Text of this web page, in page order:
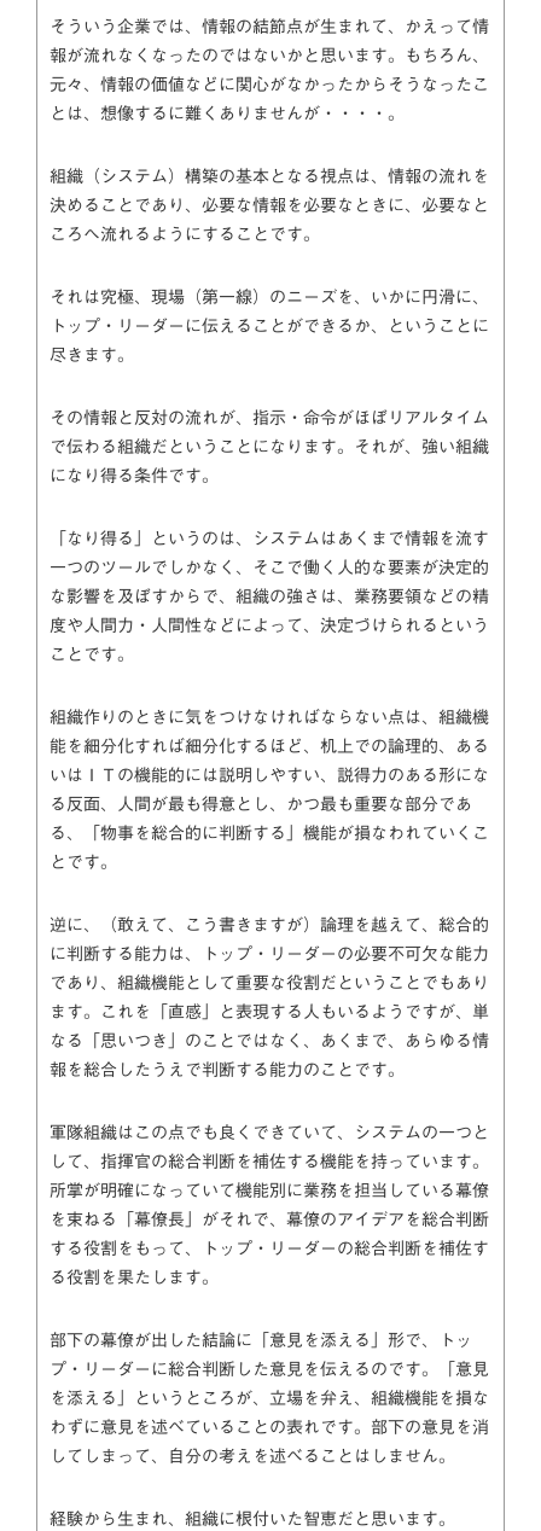
そういう企業では、情報の結節点が生まれて、かえって情
報が流れなくなったのではないかと思います。もちろん、
元々、情報の価値などに関心がなかったからそうなったこ
とは、想像するに難くありませんが・・・・。
組織（システム）構築の基本となる視点は、情報の流れを
決めることであり、必要な情報を必要なときに、必要なと
ころへ流れるようにすることです。
それは究極、現場（第一線）のニーズを、いかに円滑に、
トップ・リーダーに伝えることができるか、ということに
尽きます。
その情報と反対の流れが、指示・命令がほぼリアルタイム
で伝わる組織だということになります。それが、強い組織
になり得る条件です。
「なり得る」というのは、システムはあくまで情報を流す
一つのツールでしかなく、そこで働く人的な要素が決定的
な影響を及ぼすからで、組織の強さは、業務要領などの精
度や人間力・人間性などによって、決定づけられるという
ことです。
組織作りのときに気をつけなければならない点は、組織機
能を細分化すれば細分化するほど、机上での論理的、ある
いはＩＴの機能的には説明しやすい、説得力のある形にな
る反面、人間が最も得意とし、かつ最も重要な部分であ
る、「物事を総合的に判断する」機能が損なわれていくこ
とです。
逆に、（敢えて、こう書きますが）論理を越えて、総合的
に判断する能力は、トップ・リーダーの必要不可欠な能力
であり、組織機能として重要な役割だということでもあり
ます。これを「直感」と表現する人もいるようですが、単
なる「思いつき」のことではなく、あくまで、あらゆる情
報を総合したうえで判断する能力のことです。
軍隊組織はこの点でも良くできていて、システムの一つと
して、指揮官の総合判断を補佐する機能を持っています。
所掌が明確になっていて機能別に業務を担当している幕僚
を束ねる「幕僚長」がそれで、幕僚のアイデアを総合判断
する役割をもって、トップ・リーダーの総合判断を補佐す
る役割を果たします。
部下の幕僚が出した結論に「意見を添える」形で、トッ
プ・リーダーに総合判断した意見を伝えるのです。「意見
を添える」というところが、立場を弁え、組織機能を損な
わずに意見を述べていることの表れです。部下の意見を消
してしまって、自分の考えを述べることはしません。
経験から生まれ、組織に根付いた智恵だと思います。